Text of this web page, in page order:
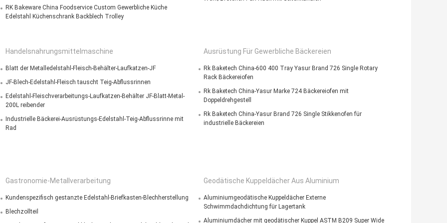
RK Bakeware China Foodservice Custom Gewerbliche Küche
Edelstahl Küchenschrank Backblech Trolley
Handelsnahrungsmittelmaschine
Blatt der Metalledelstahl-Fleisch-Behälter-Laufkatzen-JF
JF-Blech-Edelstahl-Fleisch tauscht Teig-Abflussrinnen
Edelstahl-Fleischverarbeitungs-Laufkatzen-Behälter JF-Blatt-Metal-
200L reibender
Industrielle Bäckerei-Ausrüstungs-Edelstahl-Teig-Abflussrinne mit
Rad
Ausrüstung Für Gewerbliche Bäckereien
Rk Baketech China-600 400 Tray Yasur Brand 726 Single Rotary
Rack Bäckereiofen
Rk Baketech China-Yasur Marke 724 Bäckereiofen mit
Doppeldrehgestell
Rk Baketech China-Yasur Brand 726 Single Stikkenofen für
industrielle Bäckereien
Gastronomie-Metallverarbeitung
Kundenspezifisch gestanzte Edelstahl-Briefkasten-Blechherstellung
Blechzollteil
Geodätische Kuppeldächer Aus Aluminium
Aluminiumgeodätische Kuppeldächer Externe
Schwimmdachdichtung für Lagertank
Aluminiumdächer mit geodätischer Kuppel ASTM B209 Super Wide